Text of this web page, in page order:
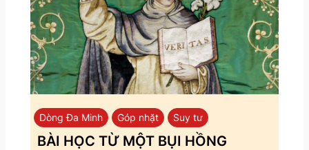
Dòng Đa Minh Góp nhặt Suy tư
BÀI HỌC TỪ MỘT BỤI HỒNG